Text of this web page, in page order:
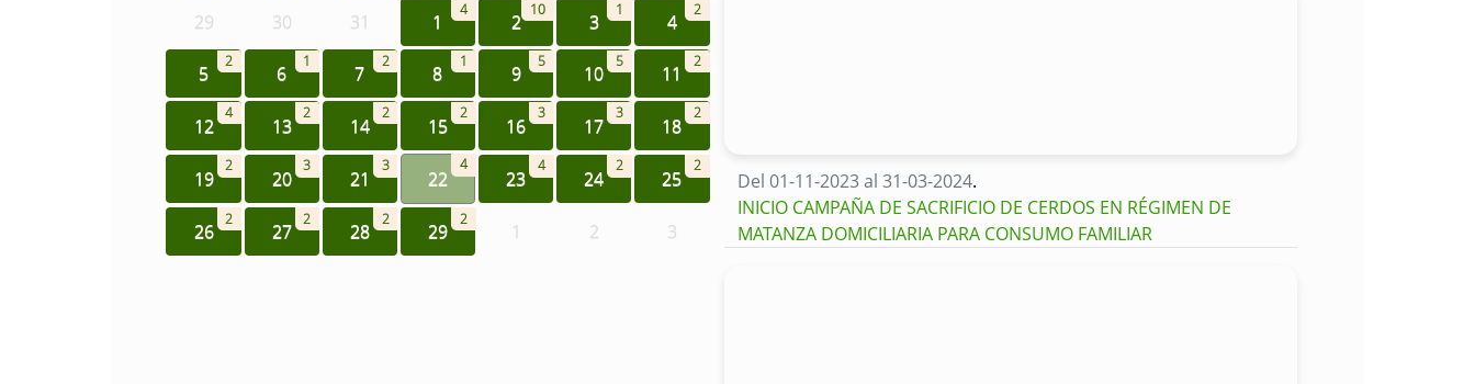
29 30 31 1
4
2
10
3
1
4
2
5
2
6
1
7
2
8
1
9
5
10
5
11
2
12
4
13
2
14
2
15
2
16
3
17
3
18
2
19
2
20
3
21
3
22
4
23
4
24
2
25
2
26
2
27
2
28
2
29
2
1 2 3
Del 01-11-2023 al 31-03-2024.
INICIO CAMPAÑA DE SACRIFICIO DE CERDOS EN RÉGIMEN DE
MATANZA DOMICILIARIA PARA CONSUMO FAMILIAR